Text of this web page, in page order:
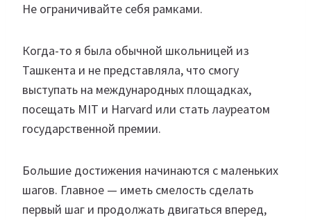
Не ограничивайте себя рамками.
Когда-то я была обычной школьницей из
Ташкента и не представляла, что смогу
выступать на международных площадках,
посещать MIT и Harvard или стать лауреатом
государственной премии.
Большие достижения начинаются с маленьких
шагов. Главное — иметь смелость сделать
первый шаг и продолжать двигаться вперед,